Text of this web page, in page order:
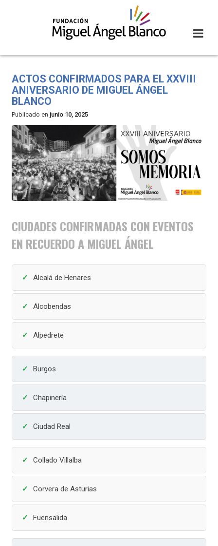
ACTOS CONFIRMADOS PARA EL XXVIII
ANIVERSARIO DE MIGUEL ÁNGEL
BLANCO
Publicado en junio 10, 2025
CIUDADES CONFIRMADAS CON EVENTOS
EN RECUERDO A MIGUEL ÁNGEL
Alcalá de Henares
Alcobendas
Alpedrete
Burgos
Chapinería
Ciudad Real
Collado Villalba
Corvera de Asturias
Fuensalida